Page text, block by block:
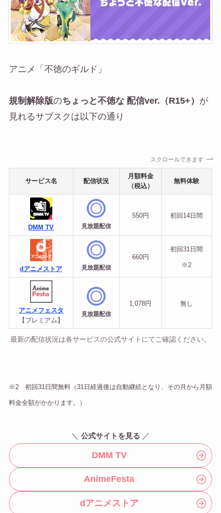
アニメ「不徳のギルド」
規制解除版のちょっと不徳な 配信ver. （R15+） が
見れるサブスクは以下の通り
スクロールできます
サービス名 配信状況
月額料金
（税込）
無料体験
DMM TV 見放題配信
550円 初回 14日間
dアニメストア 見放題配信
660円
初回31日間
※2
アニメフェスタ
【プレミアム】
見放題配信
1,078円 無し
最新の配信状況は各サービスの公式サイトにてご確認ください。
※2 初回31日間無料（31日経過後は自動継続となり、その月から月額
料金全額がかかります。）
＼ 公式サイトを見る ／
DMM TV
AnimeFesta
dアニメストア